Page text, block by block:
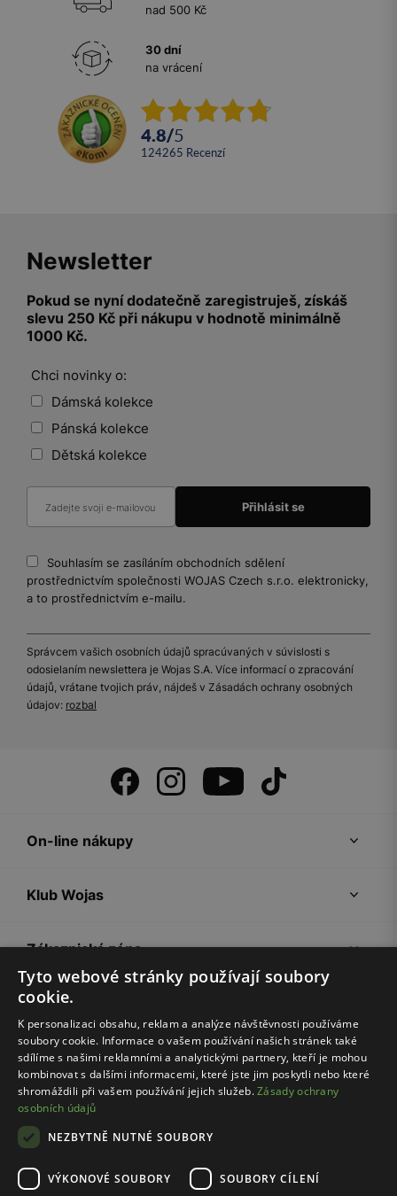
nad 500 Kč
30 dní
na vrácení
4.8/5
124265 recenzí
Newsletter
Pokud se nyní dodatečně zaregistruješ, získáš
slevu 250 Kč při nákupu v hodnotě minimálně
1000 Kč.
Chci novinky o:
Dámská kolekce
Pánská kolekce
Dětská kolekce
Souhlasím se zasíláním obchodních sdělení
prostřednictvím společnosti WOJAS Czech s.r.o. elektronicky,
a to prostřednictvím e-mailu.
Správcem vašich osobních údajů spracúvaných v súvislosti s
odosielaním newslettera je Wojas S.A. Více informací o zpracování
údajů, vrátane tvojich práv, nájdeš v Zásadách ochrany osobných
údajov: rozbal
On-line nákupy
Klub Wojas
Zákaznická zóna
Společnost Wojas
Rady
Tyto webové stránky používají soubory
cookie.
K personalizaci obsahu, reklam a analýze návštěvnosti používáme
soubory cookie. Informace o vašem používání našich stránek také
sdílíme s našimi reklamními a analytickými partnery, kteří je mohou
kombinovat s dalšími informacemi, které jste jim poskytli nebo které
shromáždili při vašem používání jejich služeb.Zásady ochrany
osobních údajů
NEZBYTNĚ NUTNÉ SOUBORY
VÝKONOVÉ SOUBORY SOUBORY CÍLENÍ